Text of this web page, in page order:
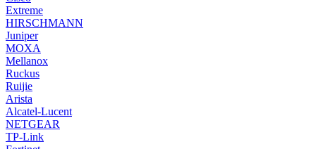
Extreme
HIRSCHMANN
Juniper
MOXA
Mellanox
Ruckus
Ruijie
Arista
Alcatel-Lucent
NETGEAR
TP-Link